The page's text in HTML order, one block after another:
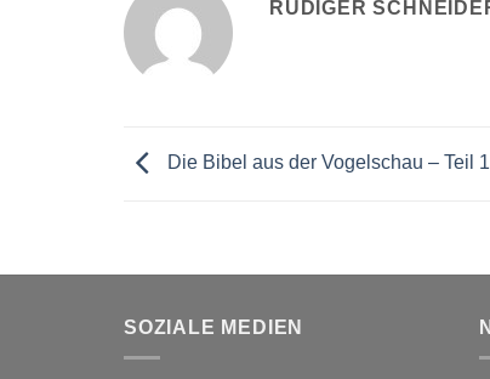
RÜDIGER
Die Bibel aus der Vogelschau – Teil 1
SOZIALE MEDIEN